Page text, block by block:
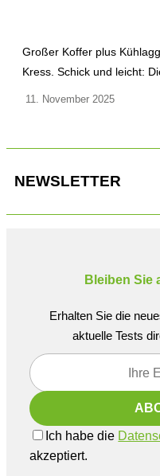
Großer Koffer plus
Kress. Schick und leicht:
11. November 2025
NEWSLETTER
Bleiben Sie
Erhalten Sie die
aktuelle Tests
Ich habe die
akzeptiert.